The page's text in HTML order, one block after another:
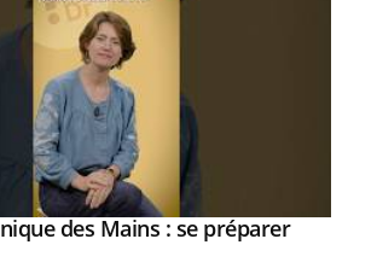
des Mains : se préparer